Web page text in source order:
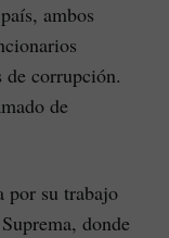
ambos
de corrupción.
de
por su trabajo
donde